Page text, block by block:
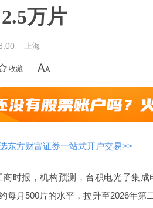
万片
上海
收藏
东方财富证券一站式开户交易>>
时报，机构预测，台积电光子集
每月500片的水平，拉升至2026年第